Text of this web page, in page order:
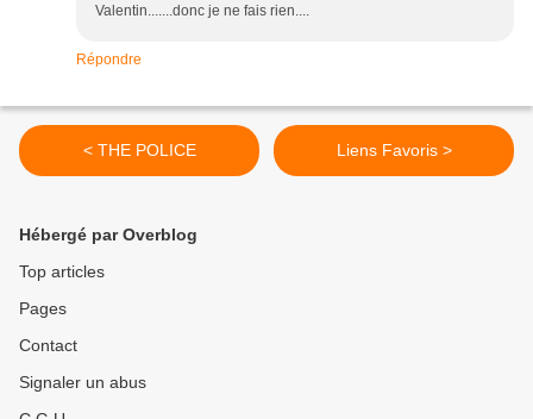
Valentin.......donc je ne fais rien....
Répondre
< THE POLICE Liens Favoris >
Hébergé par Overblog
Top articles
Pages
Contact
Signaler un abus